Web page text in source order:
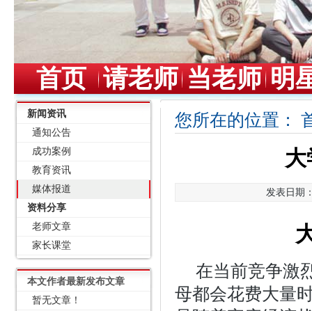
首页 请老师 当老师 明
新闻资讯
通知公告
成功案例
教育资讯
媒体报道
资料分享
老师文章
家长课堂
本文作者最新发布文章
暂无文章！
您所在的位置：
发表日期
在当前竞争激
母都会花费大量